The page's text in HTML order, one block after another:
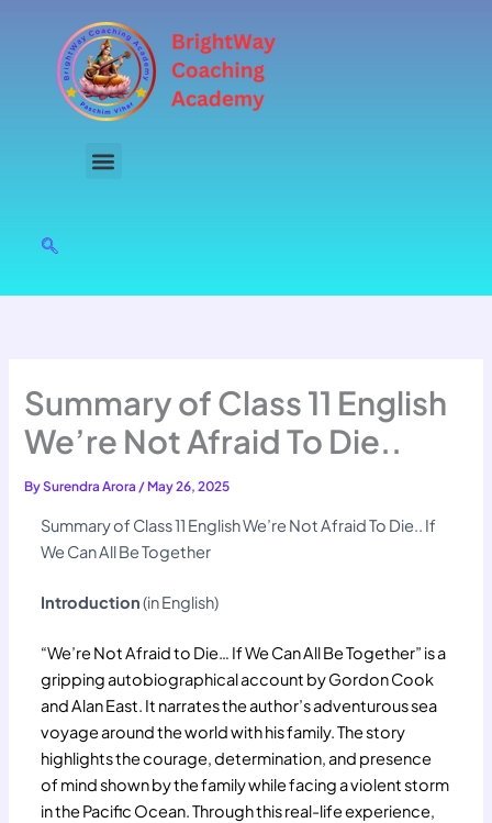
content
Summary of Class 11 English
We’re Not Afraid To Die..
BySurendra Arora/ May 26, 2025
Summary of Class 11 English We’re Not Afraid To Die.. If
We Can All Be Together
Introduction(in English)
“We’re Not Afraid to Die… If We Can All Be Together” is a
gripping autobiographical account by Gordon Cook
and Alan East. It narrates the author’s adventurous sea
voyage around the world with his family. The story
highlights the courage, determination, and presence
of mind shown by the family while facing a violent storm
in the Pacific Ocean. Through this real-life experience,